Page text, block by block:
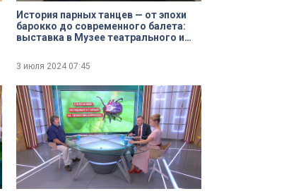
История парных танцев — от эпохи
барокко до современного балета:
выставка в Музее театрального и
3 июля 2024 07:45